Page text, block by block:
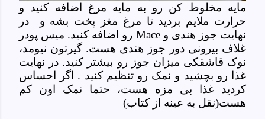
مایه مخلوط کن رو به مایه مرغ اضافه کنید و
حرارت ملایم بردید تا مرغ مغز پخت بشه و در
نهایت جوز هندی و Mace رو اضافه کنید. میس پودر
غلاف بیرونی دور جوز هندی هست. گیرتون نیومد،
نوک قاشقکی میزان جوز رو بیشتر کنید. در نهایت
غذا رو بچشید و نمک رو تنظیم کنید . اگر احساس
کردید غذا بی مزه هست، حتما نمک اون کم
هست(نقل به عینه از کتاب)